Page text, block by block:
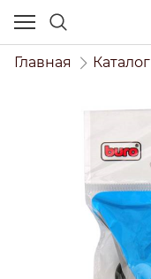
Главная Каталог